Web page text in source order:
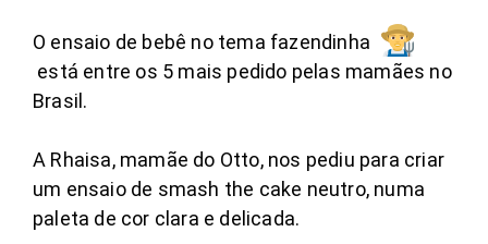
O ensaio de bebê no tema fazendinha
está entre os 5 mais pedido pelas mamães no
Brasil.
A Rhaisa, mamãe do Otto, nos pediu para criar
um ensaio de smash the cake neutro, numa
paleta de cor clara e delicada.